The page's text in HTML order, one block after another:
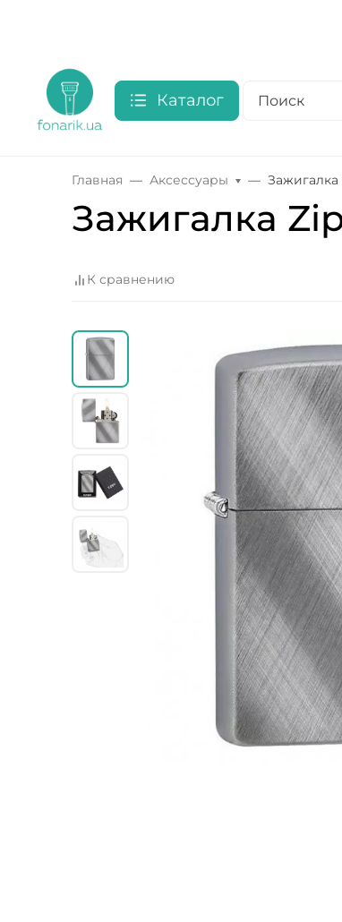
Каталог
Главная Аксессуары Зажигалка
Зажигалка
К сравнению